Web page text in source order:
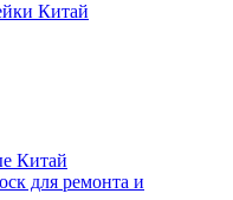
Китай
Китай
для ремонта и